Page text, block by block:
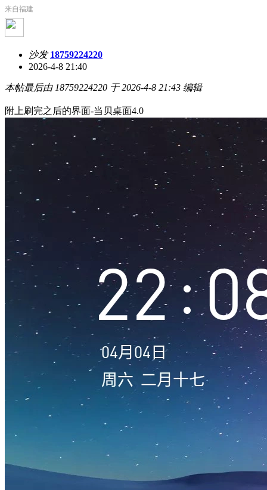
来自福建
沙发 18759224220
2026-4-8 21:40
本帖最后由 18759224220 于 2026-4-8 21:43 编辑
附上刷完之后的界面-当贝桌面4.0